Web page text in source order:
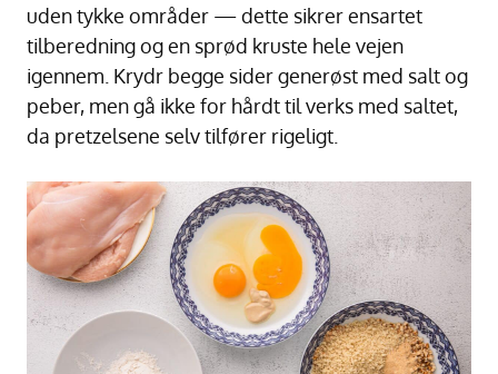
uden tykke områder — dette sikrer ensartet
tilberedning og en sprød kruste hele vejen
igennem. Krydr begge sider generøst med salt og
peber, men gå ikke for hårdt til verks med saltet,
da pretzelsene selv tilfører rigeligt.